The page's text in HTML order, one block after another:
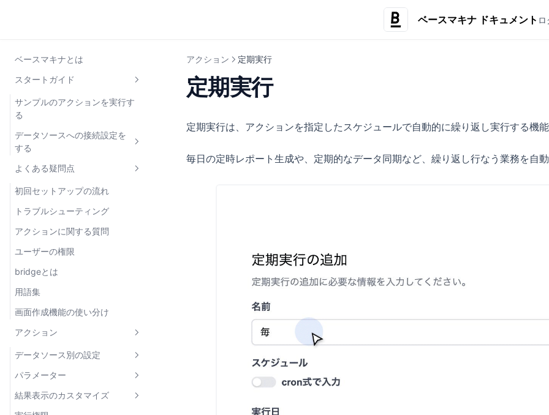
ベースマキナ ドキュメント
ベースマキナとは
スタートガイド
サンプルのアクションを実行す
る
データソースへの接続設定を
する
開発環境と本番環境を登録する
ファイアウォールを設定する
HTTP API/gRPCのデータソース
よくある疑問点
初回セットアップの流れ
トラブルシューティング
アクションに関する質問
ユーザーの権限
bridgeとは
用語集
画面作成機能の使い分け
アクション
データソース別の設定
MySQL
PostgreSQL
パラメーター
パラメーターとは
結果表示のカスタマイズ
アクション 定期実行
定期実行
定期実行は、アクションを指定したスケジュールで自動的に繰り返し実行する機
毎日の定時レポート生成や、定期的なデータ同期など、繰り返し行なう業務を自